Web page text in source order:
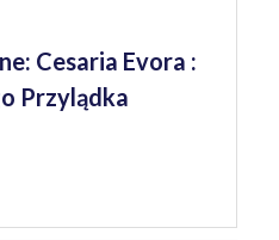
Cesaria Evora :
Przylądka